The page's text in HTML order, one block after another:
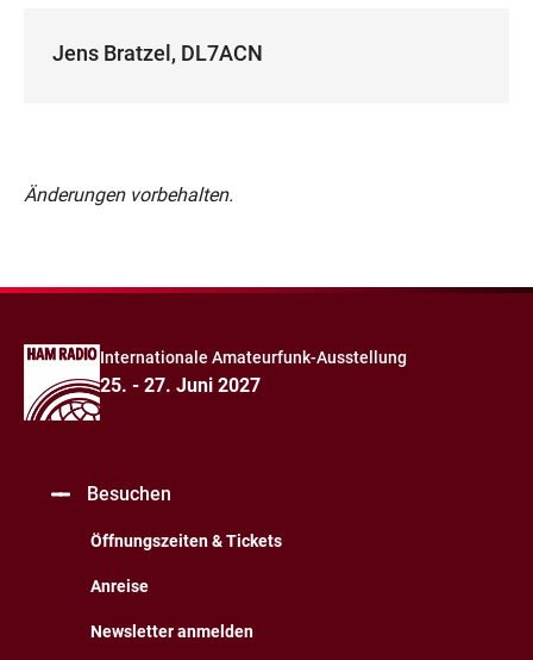
Jens Bratzel, DL7ACN
Änderungen vorbehalten.
Internationale Amateurfunk-Ausstellung
25. - 27. Juni 2027
Besuchen
Öffnungszeiten & Tickets
Anreise
Newsletter anmelden